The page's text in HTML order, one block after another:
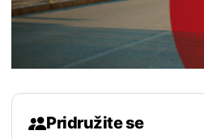
Pridružite se